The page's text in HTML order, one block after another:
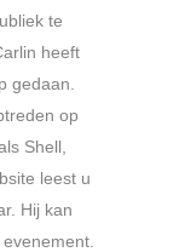
te
heeft
gedaan.
op
Shell,
leest u
Hij kan